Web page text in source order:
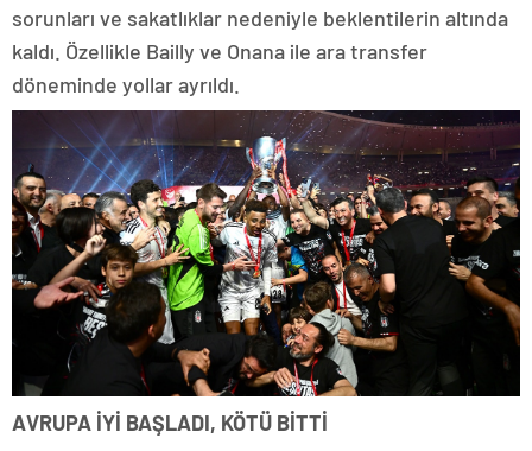
sorunları ve sakatlıklar nedeniyle beklentilerin altında
kaldı. Özellikle Bailly ve Onana ile ara transfer
döneminde yollar ayrıldı.
AVRUPA İYİ BAŞLADI, KÖTÜ BİTTİ